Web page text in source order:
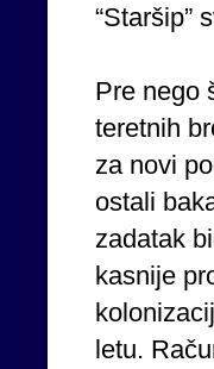
“Staršip”
Pre nego
teretnih
za novi
ostali
zadatak
kasnije
letu.